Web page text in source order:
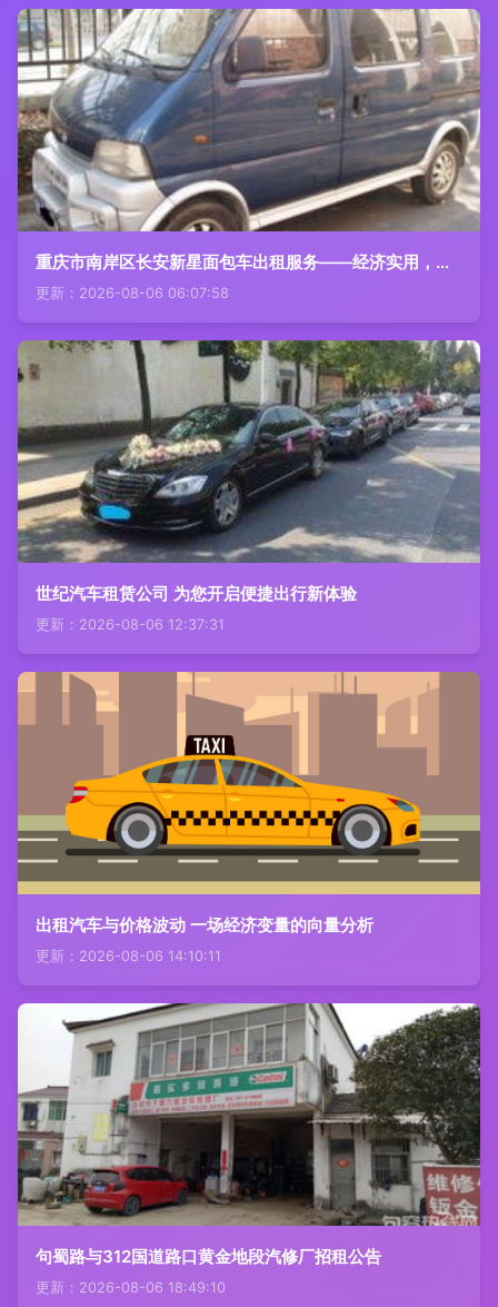
重庆市南岸区长安新星面包车出租服务——经济实用，灵活出行
更新：2026-08-06 06:07:58
世纪汽车租赁公司 为您开启便捷出行新体验
更新：2026-08-06 12:37:31
出租汽车与价格波动 一场经济变量的向量分析
更新：2026-08-06 14:10:11
句蜀路与312国道路口黄金地段汽修厂招租公告
更新：2026-08-06 18:49:10